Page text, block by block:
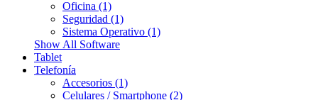
Oficina (1)
Seguridad (1)
Sistema Operativo (1)
Show All Software
Tablet
Telefonía
Accesorios (1)
Celulares / Smartphone (2)